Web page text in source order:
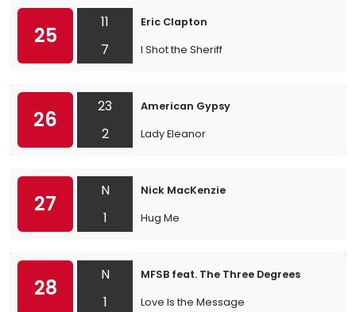
25
11
7
Eric Clapton
I Shot the Sheriff
26
23
2
American Gypsy
Lady Eleanor
27
N
1
Nick MacKenzie
Hug Me
28
N
1
MFSB feat. The Three Degrees
Love Is the Message